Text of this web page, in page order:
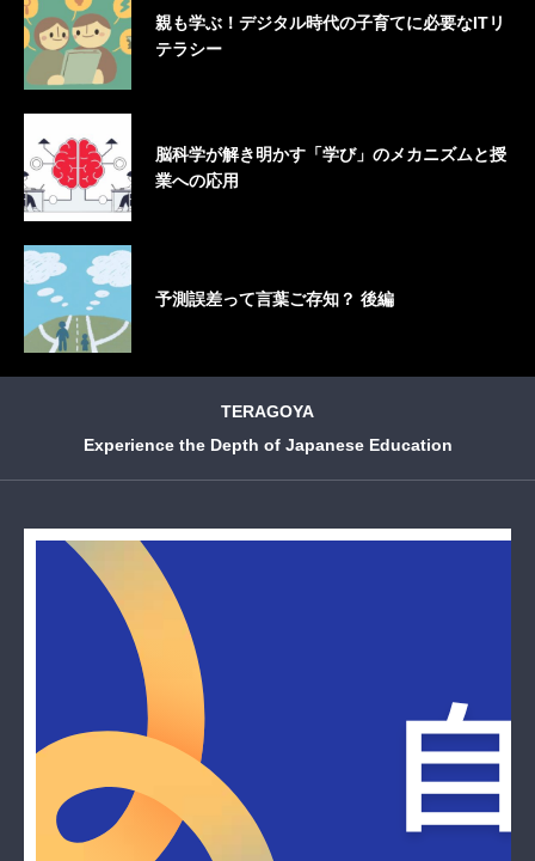
親も学ぶ！デジタル時代の子育てに必要なITリ
テラシー
脳科学が解き明かす「学び」のメカニズムと授
業への応用
予測誤差って言葉ご存知？ 後編
TERAGOYA
Experience the Depth of Japanese Education